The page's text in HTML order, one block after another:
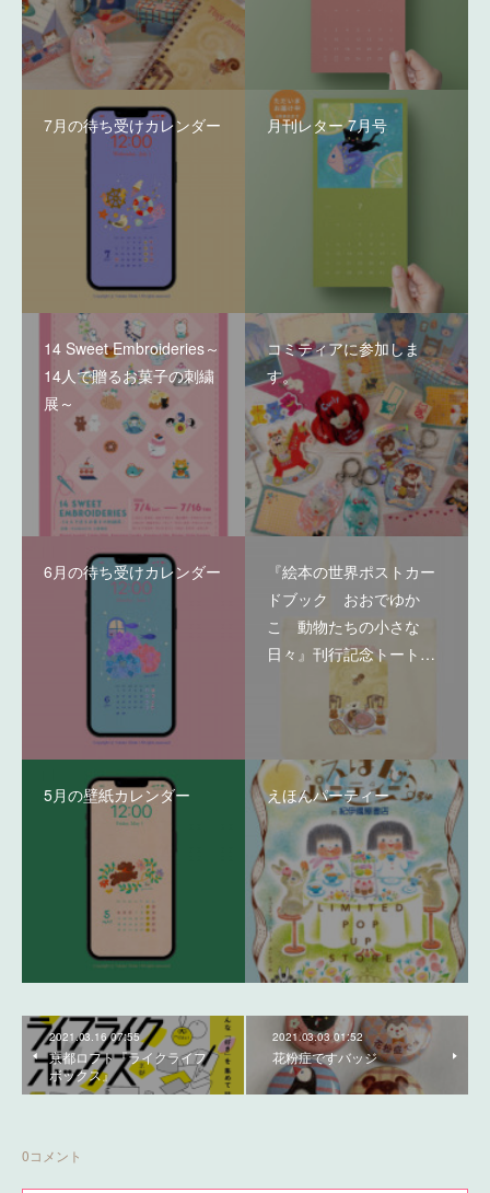
7月の待ち受けカレンダー 月刊レター 7月号
14 Sweet Embroideries～
14人で贈るお菓子の刺繍
展～
コミティアに参加しま
す。
6月の待ち受けカレンダー
『絵本の世界ポストカー
ドブック おおでゆか
こ 動物たちの小さな
日々』刊行記念トート…
5月の壁紙カレンダー えほんパーティー
2021.03.16 07:55
京都ロフト『ライクライフ
ボックス』
2021.03.03 01:52
花粉症ですバッジ
0コメント